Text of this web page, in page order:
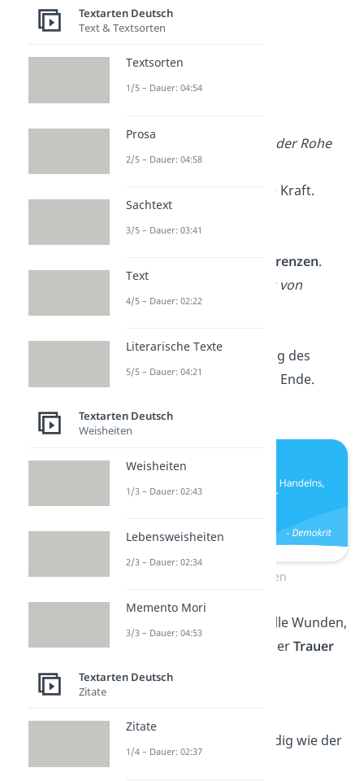
Weisheiten:
— Horaz
— Ludwig Mies van der Rohe
liegt die Kraft.
— Ovid
keine Grenzen.
— Johann Wolfgang von
Goethe
Mutsteht am Anfang des
Handelns,
am Ende.
Kurze Weisheiten
Die Zeit heilt nicht alle Wunden,
man lernt nur, mit derTrauer
umzugehen
Nichts ist so beständig wie der
Textarten Deutsch
Text & Textsorten
Textsorten
1/5 – Dauer: 04:54
Prosa
2/5 – Dauer: 04:58
Sachtext
3/5 – Dauer: 03:41
Text
4/5 – Dauer: 02:22
Literarische Texte
5/5 – Dauer: 04:21
Textarten Deutsch
Weisheiten
Weisheiten
1/3 – Dauer: 02:43
Lebensweisheiten
2/3 – Dauer: 02:34
Memento Mori
3/3 – Dauer: 04:53
Textarten Deutsch
Zitate
Zitate
1/4 – Dauer: 02:37